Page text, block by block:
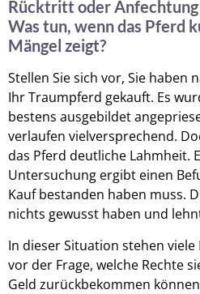
Rücktritt oder
Was tun, wenn das Pferd
Mängel zeigt?
Stellen Sie sich vor, Sie haben
Ihr Traumpferd gekauft. Es
bestens ausgebildet
verlaufen vielversprechend.
das Pferd deutliche Lahmheit.
Untersuchung ergibt einen
Kauf bestanden haben muss.
nichts gewusst haben und
In dieser Situation stehen
vor der Frage, welche Rechte
Geld zurückbekommen